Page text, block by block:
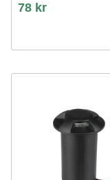
78 kr